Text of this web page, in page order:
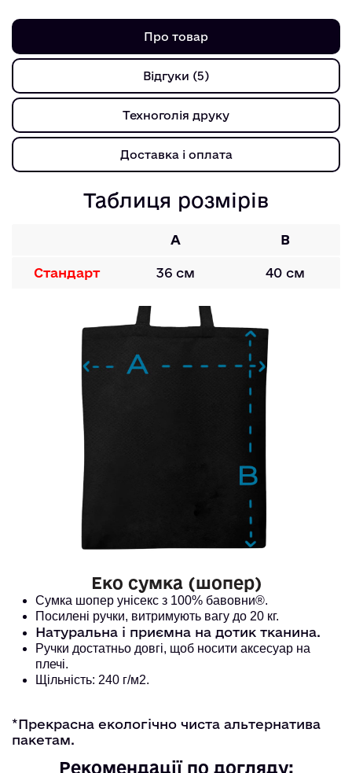
Про товар
Відгуки (5)
Техноголія друку
Доставка і оплата
Таблиця розмірів
A B
Стандарт 36 см 40 см
Еко сумка (шопер)
Сумка шопер унісекс з 100% бавовни®.
Посилені ручки, витримують вагу до 20 кг.
Натуральна і приємна на дотик тканина.
Ручки достатньо довгі, щоб носити аксесуар на
плечі.
Щільність: 240 г/м2.
*Прекрасна екологічно чиста альтернатива
пакетам.
Рекомендації по догляду: